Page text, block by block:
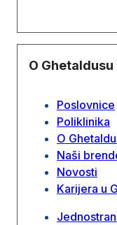
O Ghetaldusu
Poslovnice
Poliklinika
O
Naši
Novosti
Karijera u